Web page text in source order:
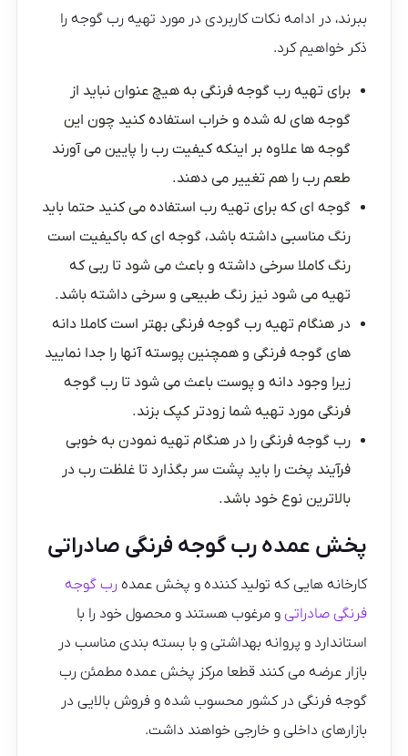
ببرند، در ادامه نکات کاربردی در مورد تهیه رب گوجه را
ذکر خواهیم کرد.
برای تهیه رب گوجه فرنگی به هیچ عنوان نباید از
گوجه های له شده و خراب استفاده کنید چون این
گوجه ها علاوه بر اینکه کیفیت رب را پایین می آورند
طعم رب را هم تغییر می دهند.
گوجه ای که برای تهیه رب استفاده می کنید حتما باید
رنگ مناسبی داشته باشد، گوجه ای که باکیفیت است
رنگ کاملا سرخی داشته و باعث می‌ شود تا ربی که
تهیه می‌ شود نیز رنگ طبیعی و سرخی داشته باشد.
در هنگام تهیه رب گوجه فرنگی بهتر است کاملا دانه
های گوجه فرنگی و همچنین پوسته آنها را جدا نمایید
زیرا وجود دانه و پوست باعث می‌ شود تا رب گوجه
فرنگی مورد تهیه شما زودتر کپک بزند.
رب گوجه فرنگی را در هنگام تهیه نمودن به خوبی
فرآیند پخت را باید پشت سر بگذارد تا غلظت رب در
بالاترین نوع خود باشد.
پخش عمده رب گوجه فرنگی صادراتی
کارخانه هایی که تولید کننده و پخش عمده رب گوجه
فرنگی صادراتی و مرغوب هستند و محصول خود را با
استاندارد و پروانه بهداشتی و با بسته‌ بندی مناسب در
بازار عرضه می کنند قطعا مرکز پخش عمده مطمئن رب
گوجه فرنگی در کشور محسوب شده و فروش بالایی در
بازارهای داخلی و خارجی خواهند داشت.